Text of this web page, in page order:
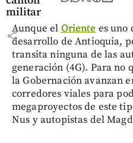
militar
share
Aunque el Oriente es uno
desarrollo de Antioquia,
transita ninguna de las
generación (4G). Para no
la Gobernación avanzan
corredores viales para
megaproyectos de este
Nus y autopistas del